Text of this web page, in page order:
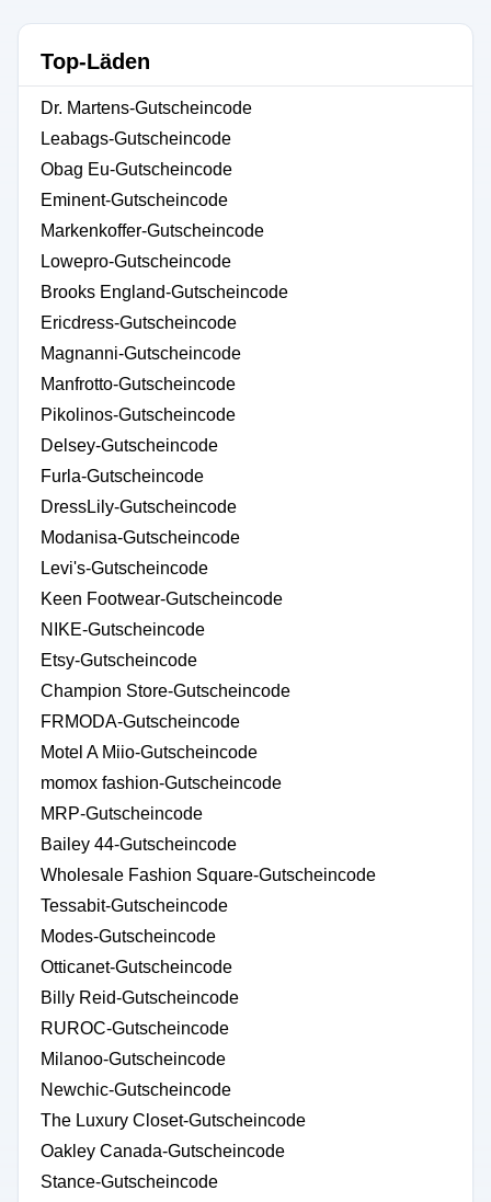
Top-Läden
Dr. Martens-Gutscheincode
Leabags-Gutscheincode
Obag Eu-Gutscheincode
Eminent-Gutscheincode
Markenkoffer-Gutscheincode
Lowepro-Gutscheincode
Brooks England-Gutscheincode
Ericdress-Gutscheincode
Magnanni-Gutscheincode
Manfrotto-Gutscheincode
Pikolinos-Gutscheincode
Delsey-Gutscheincode
Furla-Gutscheincode
DressLily-Gutscheincode
Modanisa-Gutscheincode
Levi's-Gutscheincode
Keen Footwear-Gutscheincode
NIKE-Gutscheincode
Etsy-Gutscheincode
Champion Store-Gutscheincode
FRMODA-Gutscheincode
Motel A Miio-Gutscheincode
momox fashion-Gutscheincode
MRP-Gutscheincode
Bailey 44-Gutscheincode
Wholesale Fashion Square-Gutscheincode
Tessabit-Gutscheincode
Modes-Gutscheincode
Otticanet-Gutscheincode
Billy Reid-Gutscheincode
RUROC-Gutscheincode
Milanoo-Gutscheincode
Newchic-Gutscheincode
The Luxury Closet-Gutscheincode
Oakley Canada-Gutscheincode
Stance-Gutscheincode